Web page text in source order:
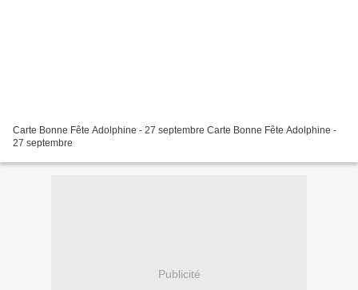
Carte Bonne Fête Adolphine - 27 septembre Carte Bonne Fête Adolphine -
27 septembre
Publicité